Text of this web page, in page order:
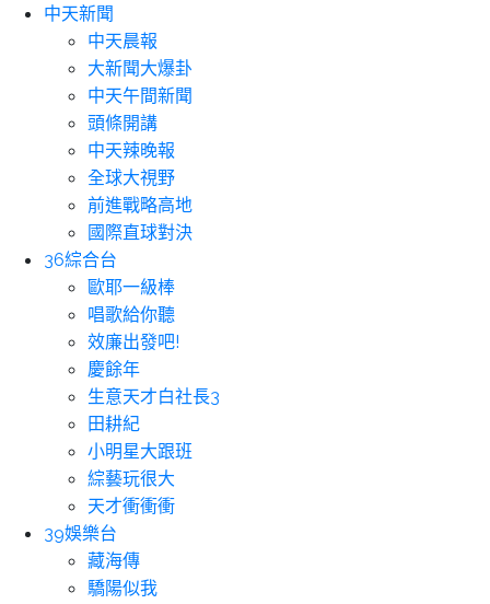
中天新聞
中天晨報
大新聞大爆卦
中天午間新聞
頭條開講
中天辣晚報
全球大視野
前進戰略高地
國際直球對決
36綜合台
歐耶一級棒
唱歌給你聽
效廉出發吧!
慶餘年
生意天才白社長3
田耕紀
小明星大跟班
綜藝玩很大
天才衝衝衝
39娛樂台
藏海傳
驕陽似我